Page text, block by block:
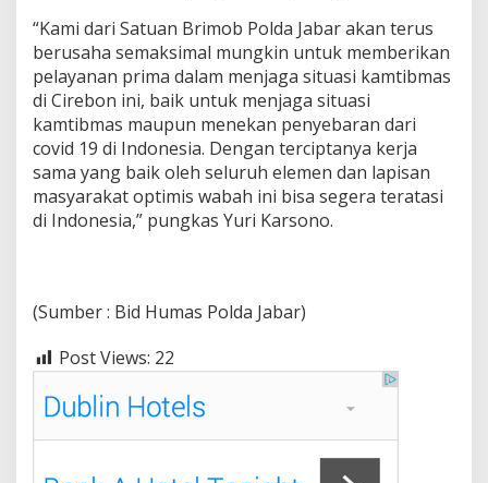
i
k
n
M
a
s
k
e
r
D
s
a
“Kami dari Satuan Brimob Polda Jabar akan terus
berusaha semaksimal mungkin untuk memberikan
pelayanan prima dalam menjaga situasi kamtibmas
di Cirebon ini, baik untuk menjaga situasi
kamtibmas maupun menekan penyebaran dari
covid 19 di Indonesia. Dengan terciptanya kerja
sama yang baik oleh seluruh elemen dan lapisan
masyarakat optimis wabah ini bisa segera teratasi
di Indonesia,” pungkas Yuri Karsono.
(Sumber : Bid Humas Polda Jabar)
Post Views: 22